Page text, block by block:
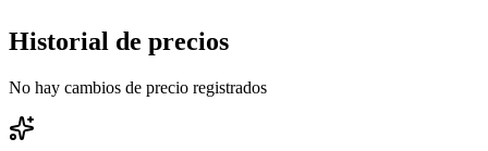
Historial de precios
No hay cambios de precio registrados